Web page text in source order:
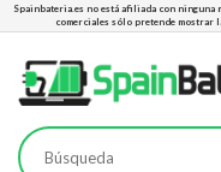
Spainbateria.es no está afiliada con ninguna
comerciales sólo pretende mostrar